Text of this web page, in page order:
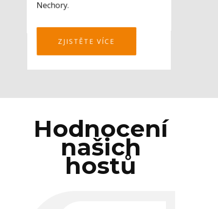
Nechory.
ZJISTĚTE VÍCE
Hodnocení
našich
hostů